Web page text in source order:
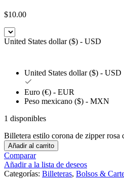
$10.00
United States dollar ($) - USD
United States dollar ($) - USD
Euro (€) - EUR
Peso mexicano ($) - MXN
1 disponibles
Billetera estilo corona de zipper rosa
Añadir al carrito
Comparar
Añadir a la lista de deseos
Categorías: Billeteras, Bolsos &